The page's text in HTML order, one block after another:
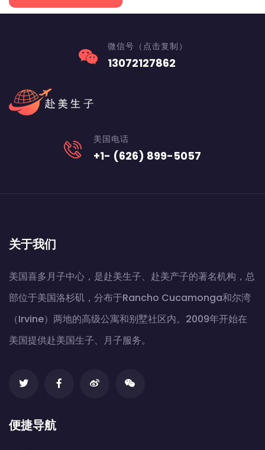
微信号（点击复制）
13072127862
美国电话
+1- (626) 899-5057
关于我们
美国喜多月子中心，是赴美生子、赴美产子的著名机构，总
部位于美国洛杉矶，分布于Rancho Cucamonga和尔湾
（Irvine）两地的高级公寓和别墅社区内。2009年开始在
美国提供赴美国生子、月子服务。
便捷导航